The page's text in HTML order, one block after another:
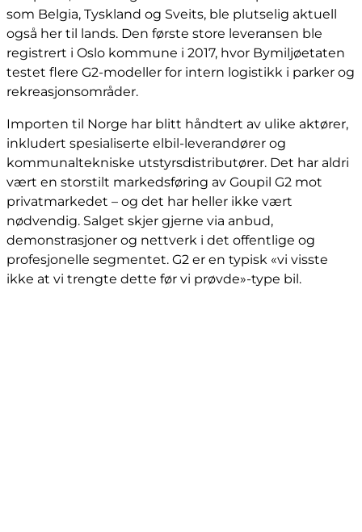
som Belgia, Tyskland og Sveits, ble plutselig aktuell
også her til lands. Den første store leveransen ble
registrert i Oslo kommune i 2017, hvor Bymiljøetaten
testet flere G2-modeller for intern logistikk i parker og
rekreasjonsområder.
Importen til Norge har blitt håndtert av ulike aktører,
inkludert spesialiserte elbil-leverandører og
kommunaltekniske utstyrsdistributører. Det har aldri
vært en storstilt markedsføring av Goupil G2 mot
privatmarkedet – og det har heller ikke vært
nødvendig. Salget skjer gjerne via anbud,
demonstrasjoner og nettverk i det offentlige og
profesjonelle segmentet. G2 er en typisk «vi visste
ikke at vi trengte dette før vi prøvde»-type bil.